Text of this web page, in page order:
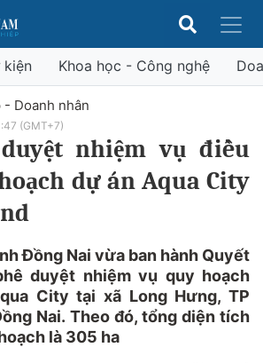
kiện Khoa học - Công nghệ
Doanh nhân
(GMT+7)
nhiệm vụ điều
dự án Aqua City
Đồng Nai vừa ban hành Quyết
duyệt nhiệm vụ quy hoạch
City tại xã Long Hưng, TP
Nai. Theo đó, tổng diện tích
là 305 ha